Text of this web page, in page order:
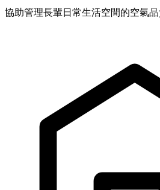
協助管理長輩日常生活空間的空氣